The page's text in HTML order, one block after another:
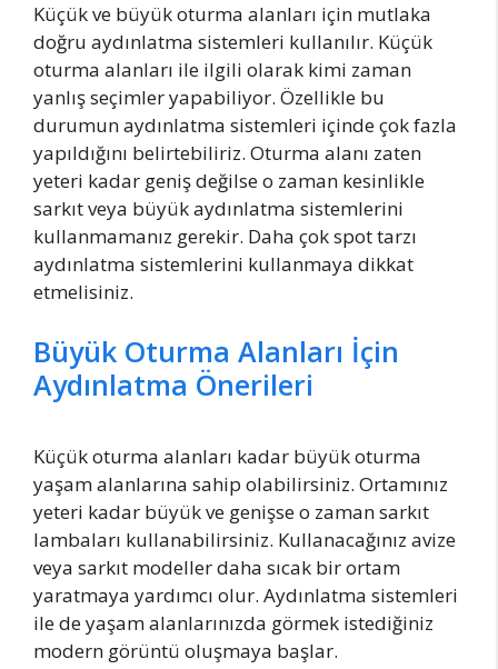
Küçük ve büyük oturma alanları için mutlaka
doğru aydınlatma sistemleri kullanılır. Küçük
oturma alanları ile ilgili olarak kimi zaman
yanlış seçimler yapabiliyor. Özellikle bu
durumun aydınlatma sistemleri içinde çok fazla
yapıldığını belirtebiliriz. Oturma alanı zaten
yeteri kadar geniş değilse o zaman kesinlikle
sarkıt veya büyük aydınlatma sistemlerini
kullanmamanız gerekir. Daha çok spot tarzı
aydınlatma sistemlerini kullanmaya dikkat
etmelisiniz.
Büyük Oturma Alanları İçin
Aydınlatma Önerileri
Küçük oturma alanları kadar büyük oturma
yaşam alanlarına sahip olabilirsiniz. Ortamınız
yeteri kadar büyük ve genişse o zaman sarkıt
lambaları kullanabilirsiniz. Kullanacağınız avize
veya sarkıt modeller daha sıcak bir ortam
yaratmaya yardımcı olur. Aydınlatma sistemleri
ile de yaşam alanlarınızda görmek istediğiniz
modern görüntü oluşmaya başlar.